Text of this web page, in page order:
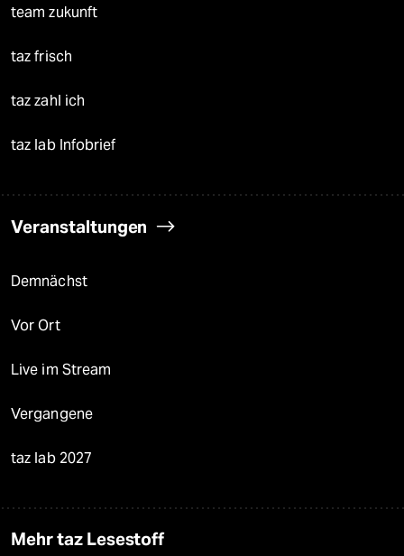
team zukunft
taz frisch
taz zahl ich
taz lab Infobrief
Veranstaltungen
Demnächst
Vor Ort
Live im Stream
Vergangene
taz lab 2027
Mehr taz Lesestoff